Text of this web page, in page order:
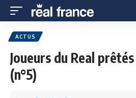
ACTUS
Joueurs du Real
(n°5)